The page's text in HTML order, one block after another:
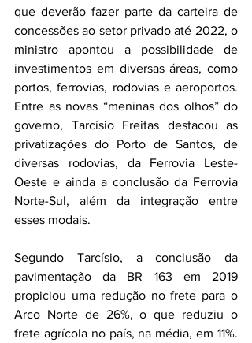
que deverão fazer parte da carteira de
concessões ao setor privado até 2022, o
ministro apontou a possibilidade de
investimentos em diversas áreas, como
portos, ferrovias, rodovias e aeroportos.
Entre as novas “meninas dos olhos” do
governo, Tarcísio Freitas destacou as
privatizações do Porto de Santos, de
diversas rodovias, da Ferrovia Leste-
Oeste e ainda a conclusão da Ferrovia
Norte-Sul, além da integração entre
esses modais.
Segundo Tarcísio, a conclusão da
pavimentação da BR 163 em 2019
propiciou uma redução no frete para o
Arco Norte de 26%, o que reduziu o
frete agrícola no país, na média, em 11%.